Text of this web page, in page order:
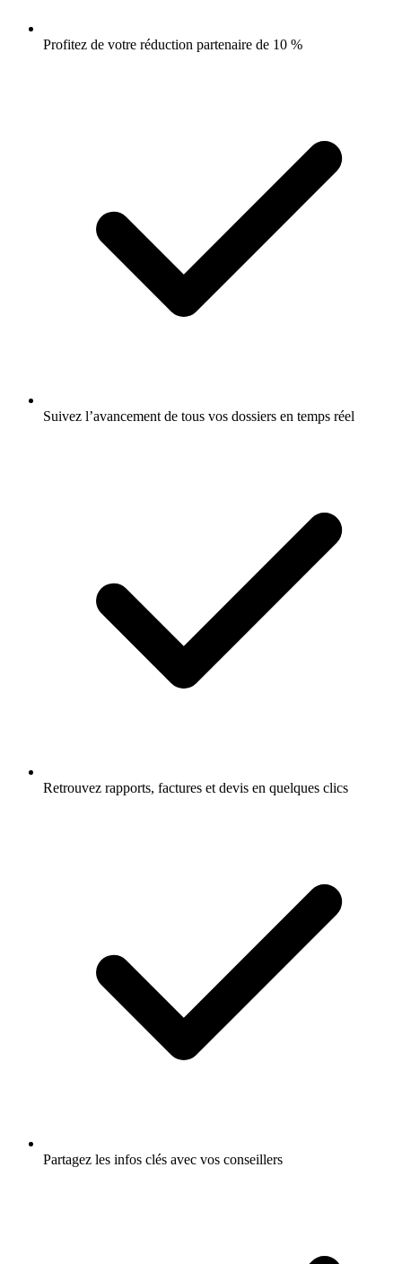
Profitez de votre réduction partenaire de 10 %
Suivez l’avancement de tous vos dossiers en temps réel
Retrouvez rapports, factures et devis en quelques clics
Partagez les infos clés avec vos conseillers